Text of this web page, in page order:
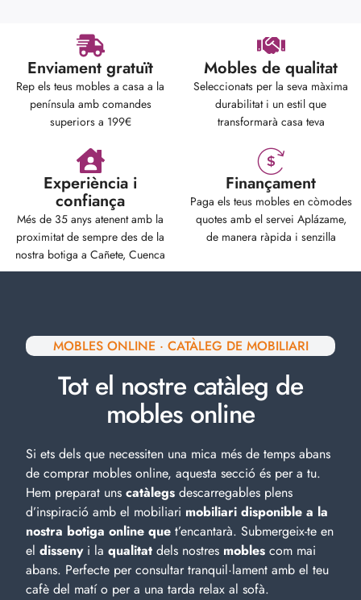
Enviament gratuït
Rep els teus mobles a casa a la
península amb comandes
superiors a 199€
Mobles de qualitat
Seleccionats per la seva màxima
durabilitat i un estil que
transformarà casa teva
Experiència i
confiança
Més de 35 anys atenent amb la
proximitat de sempre des de la
nostra botiga a Cañete, Cuenca
Finançament
Paga els teus mobles en còmodes
quotes amb el servei Aplázame,
de manera ràpida i senzilla
MOBLES ONLINE · CATÀLEG DE MOBILIARI
Tot el nostre catàleg de
mobles online
Si ets dels que necessiten una mica més de temps abans
de comprar mobles online, aquesta secció és per a tu.
Hem preparat uns catàlegs descarregables plens
d’inspiració amb el mobiliari mobiliari disponible a la
nostra botiga online que t’encantarà. Submergeix-te en
el dissenyi la qualitat dels nostres mobles com mai
abans. Perfecte per consultar tranquil·lament amb el teu
cafè del matí o per a una tarda relax al sofà.